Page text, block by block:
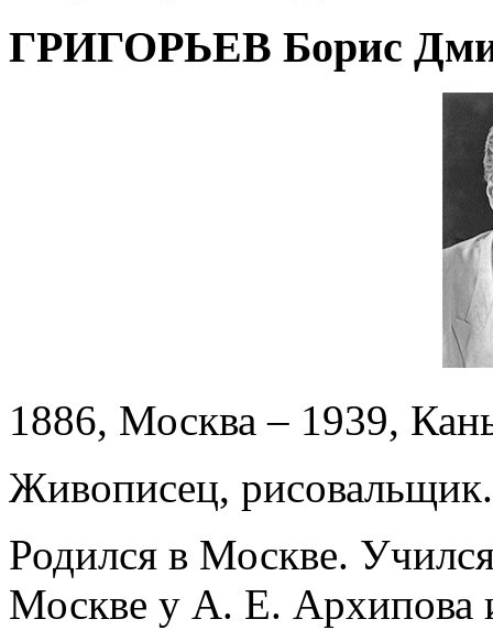
ГРИГОРЬЕВ Борис
1886, Москва – 1939,
Живописец, рисовальщик.
Родился в Москве.
Москве у А. Е. Архипова